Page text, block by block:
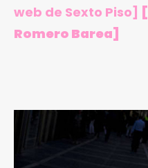
web de Sexto Piso] [
Romero Barea]